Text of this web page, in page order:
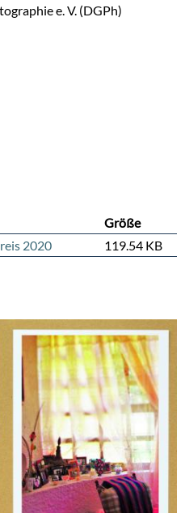
e. V. (DGPh)
Größe
2020
119.54 KB